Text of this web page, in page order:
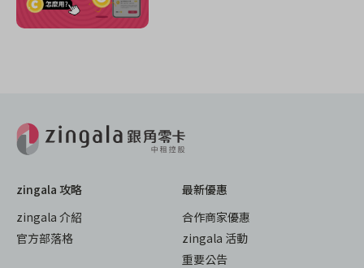
zingala 攻略
zingala 介紹
官方部落格
最新優惠
合作商家優惠
zingala 活動
重要公告